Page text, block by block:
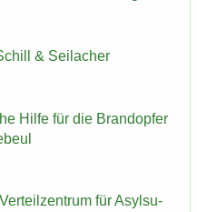
& Seil­a­cher
Hilfe für die Brand­op­fer
für Asyl­su­